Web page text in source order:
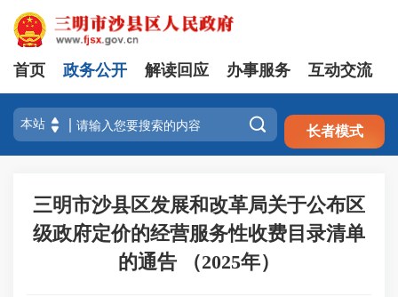
注册 登录
首页 政务公开 解读回应 办事服务 互动交流
 长者模式
三明市沙县区发展和改革局关于公布区
级政府定价的经营服务性收费目录清单
的通告 （2025年）